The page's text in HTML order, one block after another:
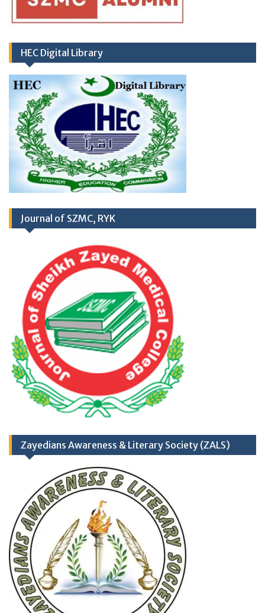
03RDMarch 2026Career Opportunities at
Newly Cardiac Center (CARDIOLOGY UNIT-
II) Sheikh Zayed Medical College/Hospital,
R.Y. Khan
Application Form
17THSeptember2025 (Career
Opportunities)
HEC Digital Library
Journal of SZMC, RYK
Zayedians Awareness & Literary Society (ZALS)